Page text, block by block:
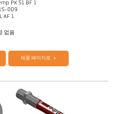
plantsPK 51 BF 1
009
AF 1
없음
PKL
제품 페이지로